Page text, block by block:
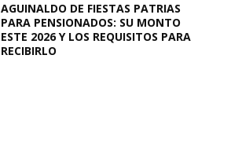
AGUINALDO DE FIESTAS PATRIAS
PARA PENSIONADOS: SU MONTO
ESTE 2026 Y LOS REQUISITOS PARA
RECIBIRLO